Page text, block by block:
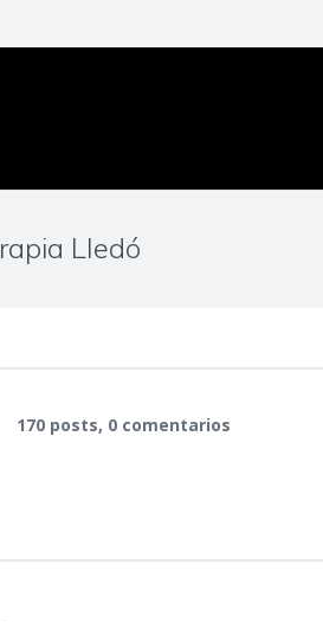
Lledó
170 posts, 0 comentarios